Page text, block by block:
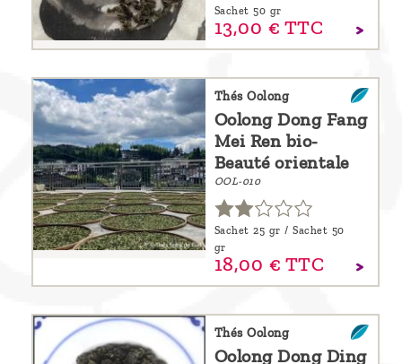
infuser
votre thé
Contactez-
nous !
Sachet 50 gr
13,00 € TTC
Thés Oolong
Oolong Dong Fang
Mei Ren bio-
Beauté orientale
OOL-010
Sachet 25 gr / Sachet 50
gr
18,00 € TTC
Thés Oolong
Oolong Dong Ding